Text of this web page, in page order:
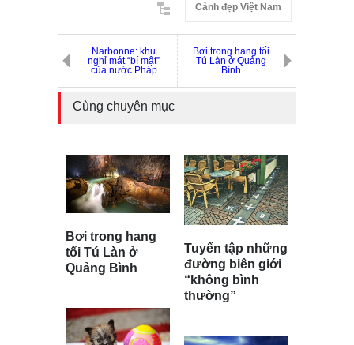
Cảnh đẹp Việt Nam
Narbonne: khu
nghỉ mát “bí mật”
của nước Pháp
Bơi trong hang tối
Tú Làn ở Quảng
Bình
Cùng chuyên mục
Bơi trong hang
tối Tú Làn ở
Quảng Bình
Tuyển tập những
đường biên giới
“không bình
thường”